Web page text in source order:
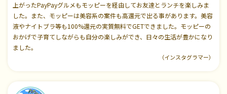
上がったPayPayグルメもモッピーを経由してお友達とランチを楽しみま
した。また、モッピーは美容系の案件も高還元で出る事があります。美容
液やナイトブラ等も100%還元の実質無料でGETできました。モッピーの
おかげで子育てしながらも自分の楽しみができ、日々の生活が豊かになり
ました。
（インスタグラマー）